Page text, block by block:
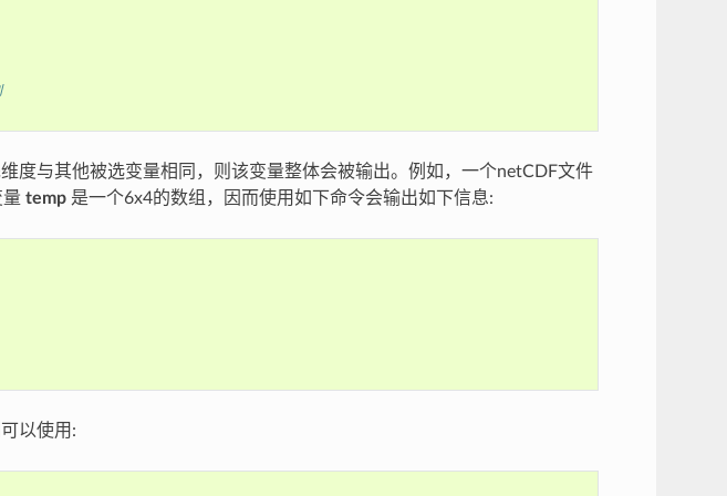
度与其他被选变量相同，则该变量整体会被输出。例如，一个netCDF文件
temp是一个6x4的数组，因而使用如下命令会输出如下信息:
以使用: